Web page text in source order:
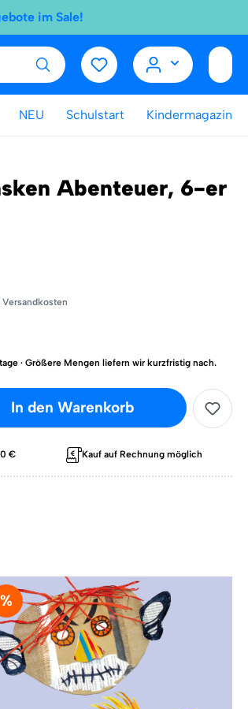
im Sale!
NEU Schulstart Kindermagazin
Abenteuer, 6-er
· Größere Mengen liefern wir kurzfristig nach.
In den Warenkorb
€ Kauf auf Rechnung möglich
%